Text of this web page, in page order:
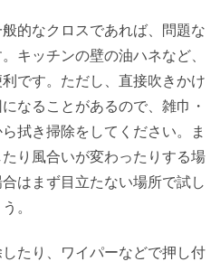
的なクロスであれば、問題な
キッチンの壁の油ハネなど、
です。ただし、直接吹きかけ
なることがあるので、雑巾・
拭き掃除をしてください。ま
り風合いが変わったりする場
はまず目立たない場所で試し
。
たり、ワイパーなどで押し付